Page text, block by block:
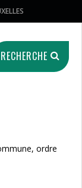
RECHERCHE
ordre